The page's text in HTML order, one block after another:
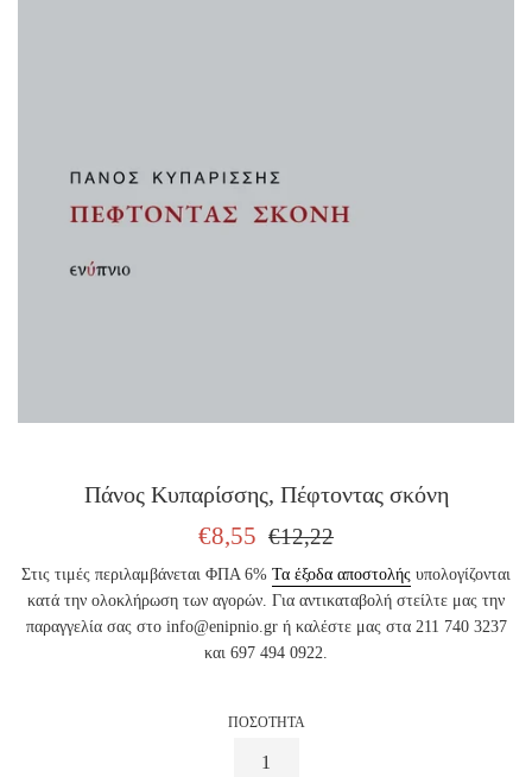
Πάνος Κυπαρίσσης, Πέφτοντας σκόνη
ΤΙΜΗ
€8,55
ΤΙΜΗ
€12,22
Στις τιμές περιλαμβάνεται ΦΠΑ 6% Τα έξοδα αποστολής υπολογίζονται
κατά την ολοκλήρωση των αγορών. Για αντικαταβολή στείλτε μας την
παραγγελία σας στο info@enipnio.gr ή καλέστε μας στα 211 740 3237
και 697 494 0922.
ΠΟΣΟΤΗΤΑ